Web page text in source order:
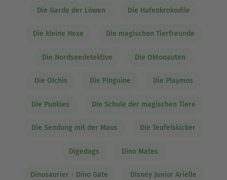
Die Garde der Löwen Die Hafenkrokodile
Die kleine Hexe Die magischen Tierfreunde
Die Nordseedetektive Die Oktonauten
Die Olchis Die Pinguine Die Playmos
Die Punkies Die Schule der magischen Tiere
Die Sendung mit der Maus Die Teufelskicker
Digedags Dino Mates
Dinosaurier - Dino Gate Disney Junior Arielle